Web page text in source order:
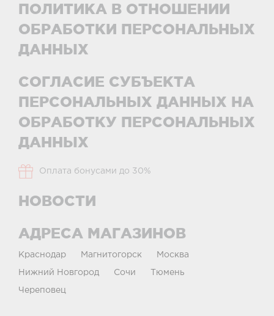
ПОЛИТИКА В ОТНОШЕНИИ
ОБРАБОТКИ ПЕРСОНАЛЬНЫХ
ДАННЫХ
СОГЛАСИЕ СУБЪЕКТА
ПЕРСОНАЛЬНЫХ ДАННЫХ НА
ОБРАБОТКУ ПЕРСОНАЛЬНЫХ
ДАННЫХ
Оплата бонусами до 30%
НОВОСТИ
АДРЕСА МАГАЗИНОВ
Краснодар Магнитогорск Москва
Нижний Новгород Сочи Тюмень
Череповец